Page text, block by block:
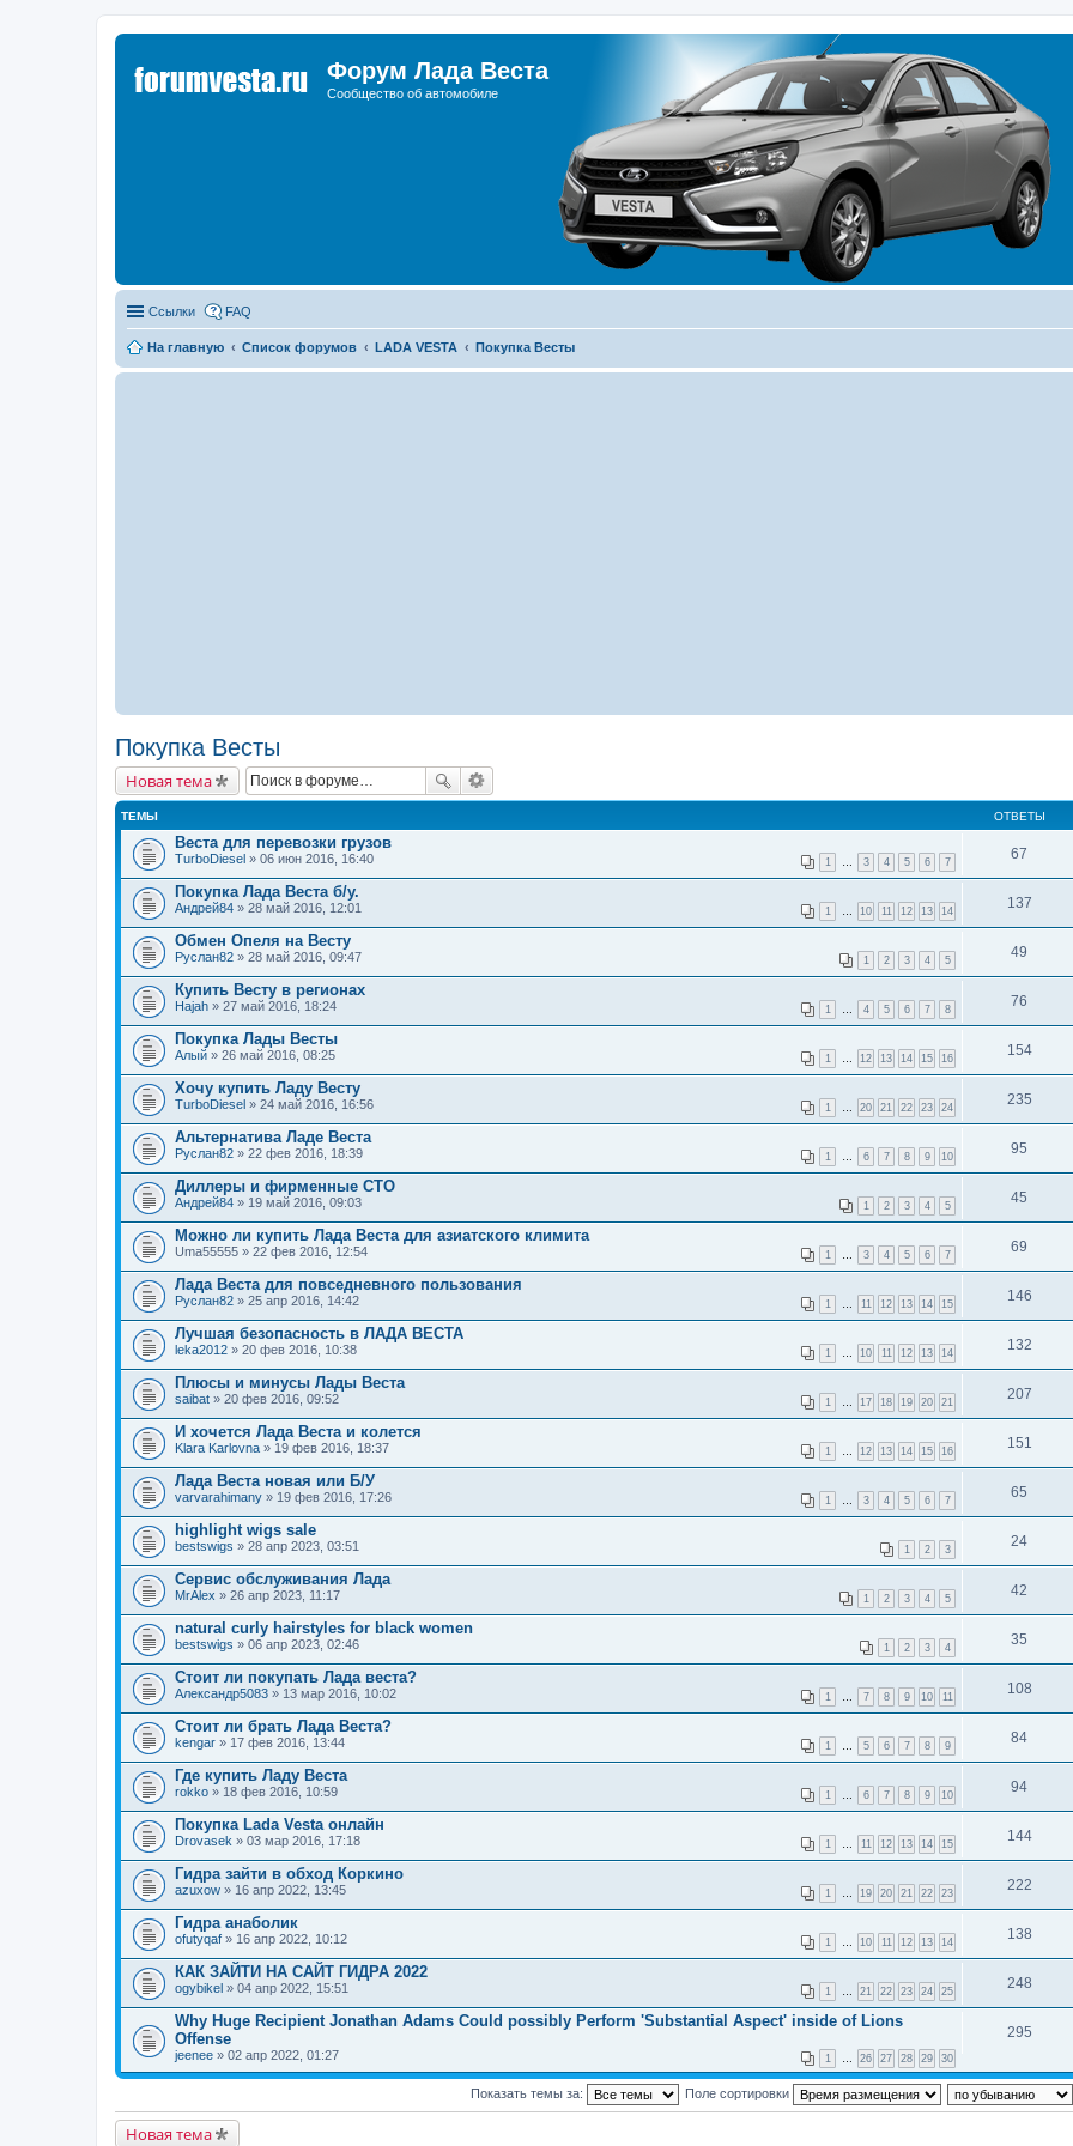
Форум Лада Веста
Сообщество об автомобиле
Ссылки FAQ
На главную Список форумов LADA VESTA Покупка Весты
Покупка Весты
Новая тема
ТЕМЫ ОТВЕТЫ
Веста для перевозки грузов
1 … 3 4 5 6 7
TurboDiesel » 06 июн 2016, 16:40 67
Покупка Лада Веста б/у.
1 … 10 11 12 13 14
Андрей84 » 28 май 2016, 12:01 137
Обмен Опеля на Весту
1 2 3 4 5
Руслан82 » 28 май 2016, 09:47 49
Купить Весту в регионах
1 … 4 5 6 7 8
Hajah » 27 май 2016, 18:24 76
Покупка Лады Весты
1 … 12 13 14 15 16
Алый » 26 май 2016, 08:25 154
Хочу купить Ладу Весту
1 … 20 21 22 23 24
TurboDiesel » 24 май 2016, 16:56 235
Альтернатива Ладе Веста
1 … 6 7 8 9 10
Руслан82 » 22 фев 2016, 18:39 95
Диллеры и фирменные СТО
1 2 3 4 5
Андрей84 » 19 май 2016, 09:03 45
Можно ли купить Лада Веста для азиатского климита
1 … 3 4 5 6 7
Uma55555 » 22 фев 2016, 12:54 69
Лада Веста для повседневного пользования
1 … 11 12 13 14 15
Руслан82 » 25 апр 2016, 14:42 146
Лучшая безопасность в ЛАДА ВЕСТА
1 … 10 11 12 13 14
leka2012 » 20 фев 2016, 10:38 132
Плюсы и минусы Лады Веста
1 … 17 18 19 20 21
saibat » 20 фев 2016, 09:52 207
И хочется Лада Веста и колется
1 … 12 13 14 15 16
Klara Karlovna » 19 фев 2016, 18:37 151
Лада Веста новая или Б/У
1 … 3 4 5 6 7
varvarahimany » 19 фев 2016, 17:26 65
highlight wigs sale
1 2 3
bestswigs » 28 апр 2023, 03:51 24
Сервис обслуживания Лада
1 2 3 4 5
MrAlex » 26 апр 2023, 11:17 42
natural curly hairstyles for black women
1 2 3 4
bestswigs » 06 апр 2023, 02:46 35
Стоит ли покупать Лада веста?
1 … 7 8 9 10 11
Александр5083 » 13 мар 2016, 10:02 108
Стоит ли брать Лада Веста?
1 … 5 6 7 8 9
kengar » 17 фев 2016, 13:44 84
Где купить Ладу Веста
1 … 6 7 8 9 10
rokko » 18 фев 2016, 10:59 94
Покупка Lada Vesta онлайн
1 … 11 12 13 14 15
Drovasek » 03 мар 2016, 17:18 144
Гидра зайти в обход Коркино
1 … 19 20 21 22 23
azuxow » 16 апр 2022, 13:45 222
Гидра анаболик
1 … 10 11 12 13 14
ofutyqaf » 16 апр 2022, 10:12 138
КАК ЗАЙТИ НА САЙТ ГИДРА 2022
1 … 21 22 23 24 25
ogybikel » 04 апр 2022, 15:51 248
Why Huge Recipient Jonathan Adams Could possibly Perform 'Substantial Aspect' inside of Lions
Offense
1 … 26 27 28 29 30
jeenee » 02 апр 2022, 01:27
295
Показать темы за: Поле сортировки
Новая тема